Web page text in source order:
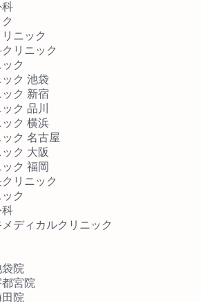
科
ニック
リニック
ク
ク 池袋
ク 新宿
ク 品川
ク 横浜
ク 名古屋
ク 大阪
ク 福岡
リニック
ク
科
ディカルクリニック
院
宮院
院